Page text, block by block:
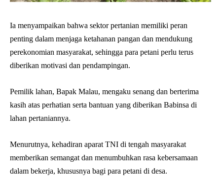
Ia menyampaikan bahwa sektor pertanian memiliki peran
penting dalam menjaga ketahanan pangan dan mendukung
perekonomian masyarakat, sehingga para petani perlu terus
diberikan motivasi dan pendampingan.
Pemilik lahan, Bapak Malau, mengaku senang dan berterima
kasih atas perhatian serta bantuan yang diberikan Babinsa di
lahan pertaniannya.
Menurutnya, kehadiran aparat TNI di tengah masyarakat
memberikan semangat dan menumbuhkan rasa kebersamaan
dalam bekerja, khususnya bagi para petani di desa.